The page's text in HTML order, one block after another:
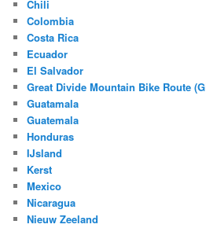
Chili
Colombia
Costa Rica
Ecuador
El Salvador
Great Divide Mountain Bike Route
Guatamala
Guatemala
Honduras
IJsland
Kerst
Mexico
Nicaragua
Nieuw Zeeland